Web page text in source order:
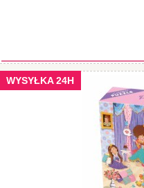
WYSYŁKA 24H